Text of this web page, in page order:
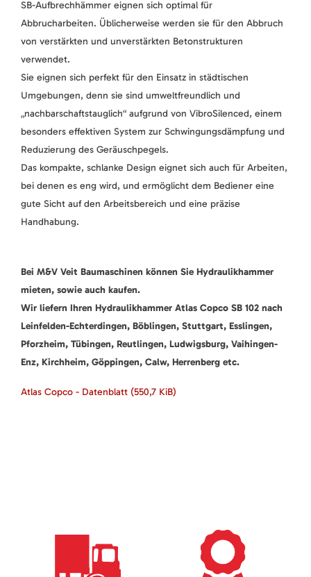
SB-Aufbrechhämmer eignen sich optimal für
Abbrucharbeiten. Üblicherweise werden sie für den Abbruch
von verstärkten und unverstärkten Betonstrukturen
verwendet.
Sie eignen sich perfekt für den Einsatz in städtischen
Umgebungen, denn sie sind umweltfreundlich und
„nachbarschaftstauglich“ aufgrund von VibroSilenced, einem
besonders effektiven System zur Schwingungsdämpfung und
Reduzierung des Geräuschpegels.
Das kompakte, schlanke Design eignet sich auch für Arbeiten,
bei denen es eng wird, und ermöglicht dem Bediener eine
gute Sicht auf den Arbeitsbereich und eine präzise
Handhabung.
Bei M&V Veit Baumaschinen können Sie Hydraulikhammer
mieten, sowie auch kaufen.
Wir liefern Ihren Hydraulikhammer Atlas Copco SB 102 nach
Leinfelden-Echterdingen, Böblingen, Stuttgart, Esslingen,
Pforzheim, Tübingen, Reutlingen, Ludwigsburg, Vaihingen-
Enz, Kirchheim, Göppingen, Calw, Herrenberg etc.
Atlas Copco - Datenblatt (550,7 KiB)